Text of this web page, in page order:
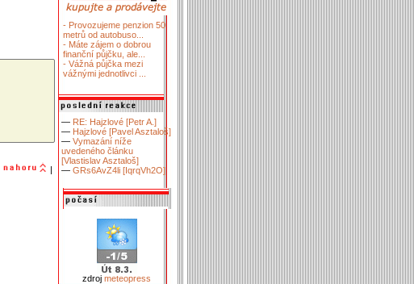
|
- Provozujeme penzion 50
metrů od autobuso...
- Máte zájem o dobrou
finanční půjčku, ale...
- Vážná půjčka mezi
vážnými jednotlivci ...
— RE: Hajzlové [Petr A.]
— Hajzlové [Pavel Asztaloš]
— Vymazání níže
uvedeného článku
[Vlastislav Asztaloš]
— GRs6AvZ4li [IqrqVh2O]
zdroj meteopress